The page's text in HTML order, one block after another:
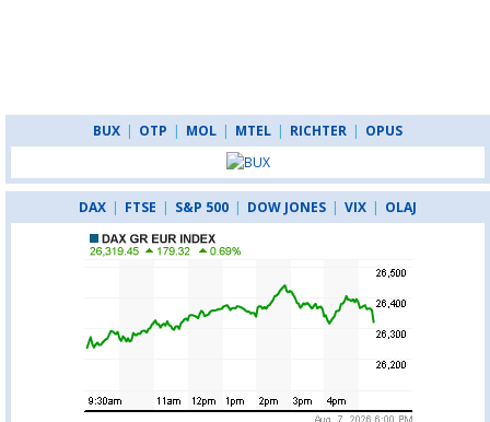
BUX | OTP | MOL | MTEL | RICHTER | OPUS
DAX | FTSE | S&P 500 | DOW JONES | VIX | OLAJ